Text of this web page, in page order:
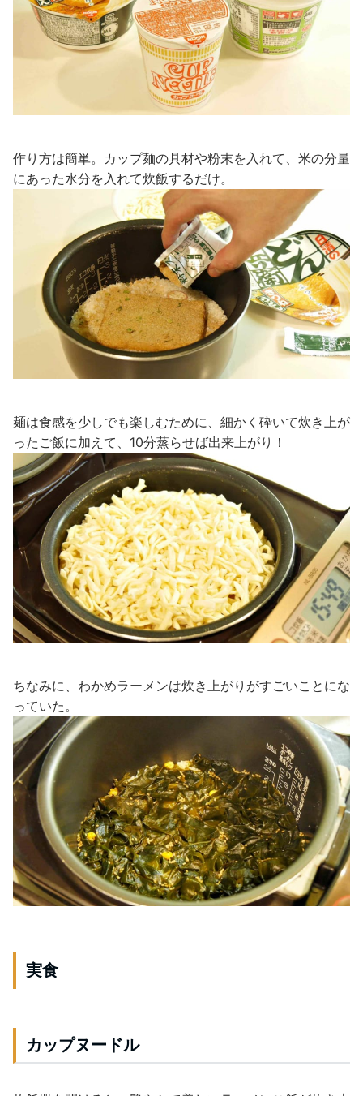
作り方は簡単。カップ麺の具材や粉末を入れて、米の分量
にあった水分を入れて炊飯するだけ。
麺は食感を少しでも楽しむために、細かく砕いて炊き上が
ったご飯に加えて、10分蒸らせば出来上がり！
ちなみに、わかめラーメンは炊き上がりがすごいことにな
っていた。
実食
カップヌードル